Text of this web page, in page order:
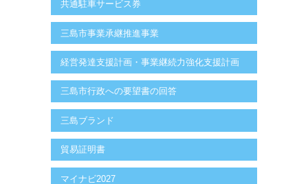
共通駐車サービス券
三島市事業承継推進事業
経営発達支援計画・事業継続力強化支援計画
三島市行政への要望書の回答
三島ブランド
貿易証明書
マイナビ2027